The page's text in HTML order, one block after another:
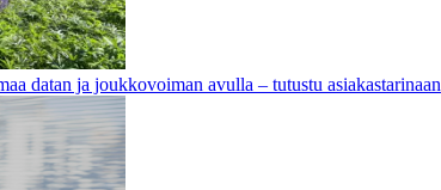
datan ja joukkovoiman avulla – tutustu asiakastarinaan